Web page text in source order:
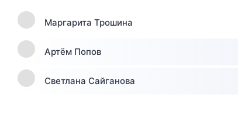
Маргарита Трошина
Артём Попов
Светлана Сайганова